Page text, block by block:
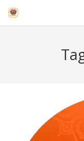
Mahakal Bhasma
Best Spiritual Quotes